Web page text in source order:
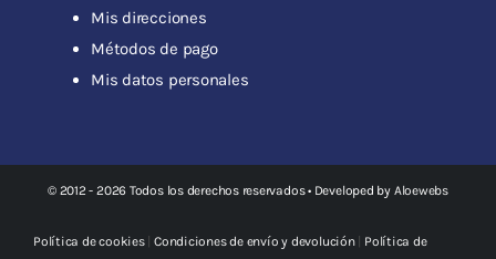
Mis direcciones
Métodos de pago
Mis datos personales
© 2012 - 2026 Todos los derechos reservados • Developed by Aloewebs
Política de cookies|Condiciones de envío y devolución| Política de